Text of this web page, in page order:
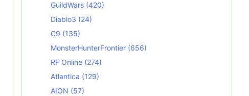
GuildWars (420)
Diablo3 (24)
C9 (135)
MonsterHunterFrontier (656)
RF Online (274)
Atlantica (129)
AION (57)